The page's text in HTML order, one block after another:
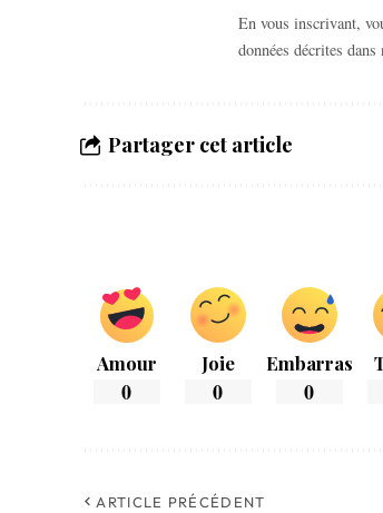
En vous inscrivant,
données décrites
Partager cet article
Amour
0
Joie
0
Embarras
0
ARTICLE PRÉCÉDENT